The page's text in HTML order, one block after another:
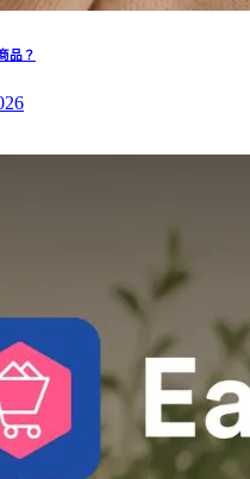
品？